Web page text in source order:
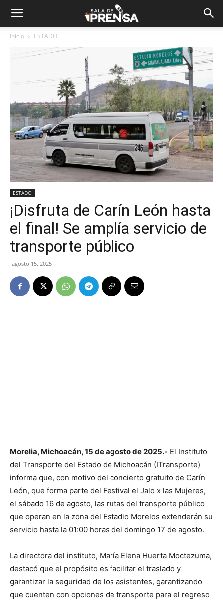
Inicio ESTADO
ESTADO
¡Disfruta de Carín León hasta
el final! Se amplía servicio de
transporte público
agosto 15, 2025
Morelia, Michoacán, 15 de agosto de 2025.- El Instituto
del Transporte del Estado de Michoacán (ITransporte)
informa que, con motivo del concierto gratuito de Carín
León, que forma parte del Festival el Jalo x las Mujeres,
el sábado 16 de agosto, las rutas del transporte público
que operan en la zona del Estadio Morelos extenderán su
servicio hasta la 01:00 horas del domingo 17 de agosto.
La directora del instituto, María Elena Huerta Moctezuma,
destacó que el propósito es facilitar el traslado y
garantizar la seguridad de los asistentes, garantizando
que cuenten con opciones de transporte para el regreso